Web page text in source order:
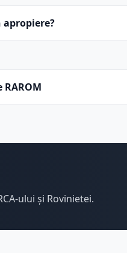
apropiere?
ului și Rovinietei.